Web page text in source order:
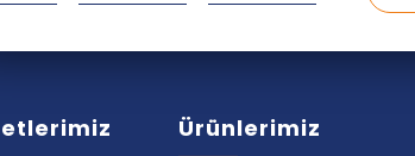
Ürünlerimiz